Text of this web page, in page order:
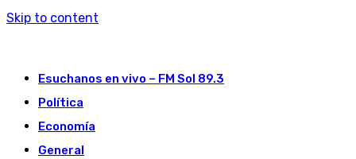
Skip to content
Esuchanos en vivo – FM Sol 89.3
Política
Economía
General